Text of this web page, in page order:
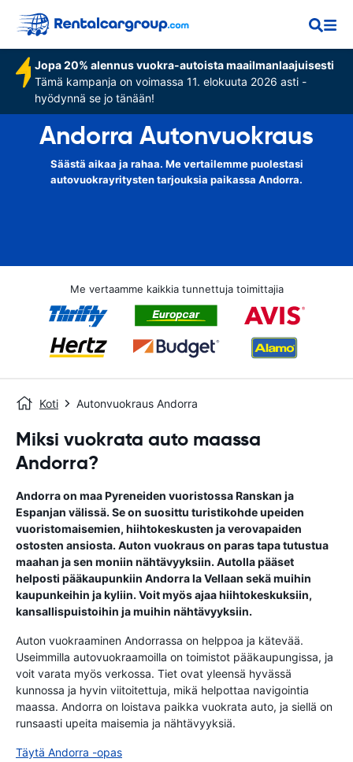
Jopa 20% alennus vuokra-autoista maailmanlaajuisesti
Tämä kampanja on voimassa 11. elokuuta 2026 asti -
hyödynnä se jo tänään!
Andorra Autonvuokraus
Säästä aikaa ja rahaa. Me vertailemme puolestasi
autovuokrayritysten tarjouksia paikassa Andorra.
Me vertaamme kaikkia tunnettuja toimittajia
Koti Autonvuokraus Andorra
Miksi vuokrata auto maassa
Andorra?
Andorra on maa Pyreneiden vuoristossa Ranskan ja
Espanjan välissä. Se on suosittu turistikohde upeiden
vuoristomaisemien, hiihtokeskusten ja verovapaiden
ostosten ansiosta. Auton vuokraus on paras tapa tutustua
maahan ja sen moniin nähtävyyksiin. Autolla pääset
helposti pääkaupunkiin Andorra la Vellaan sekä muihin
kaupunkeihin ja kyliin. Voit myös ajaa hiihtokeskuksiin,
kansallispuistoihin ja muihin nähtävyyksiin.
Auton vuokraaminen Andorrassa on helppoa ja kätevää.
Useimmilla autovuokraamoilla on toimistot pääkaupungissa, ja
voit varata myös verkossa. Tiet ovat yleensä hyvässä
kunnossa ja hyvin viitoitettuja, mikä helpottaa navigointia
maassa. Andorra on loistava paikka vuokrata auto, ja siellä on
runsaasti upeita maisemia ja nähtävyyksiä.
Täytä Andorra -opas